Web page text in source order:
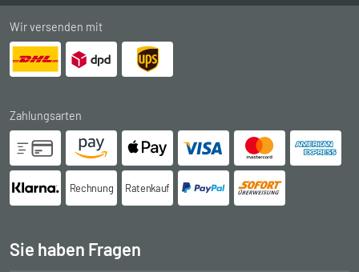
Wir versenden mit
Zahlungsarten
Rechnung Ratenkauf
Sie haben Fragen